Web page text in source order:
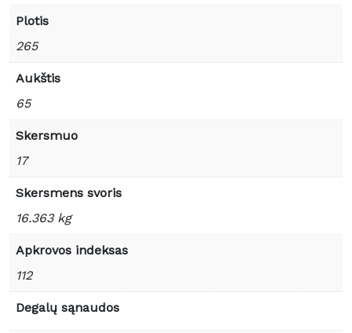
Plotis
265
Aukštis
65
Skersmuo
17
Skersmens svoris
16.363 kg
Apkrovos indeksas
112
Degalų sąnaudos